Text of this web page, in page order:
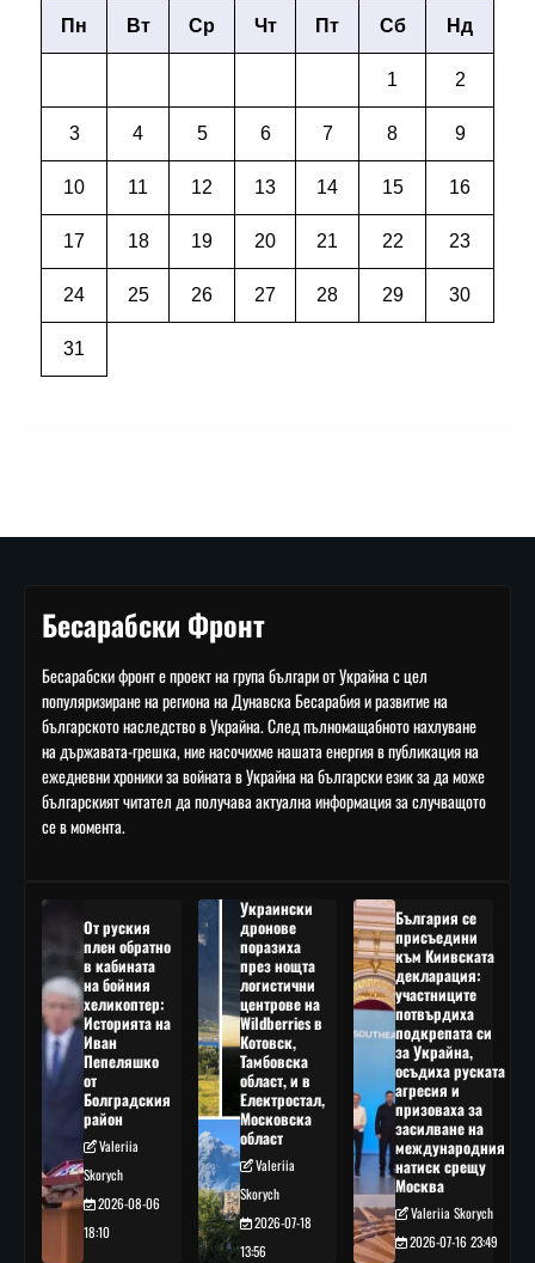
Пн Вт Ср Чт Пт Сб Нд
1 2
3 4 5 6 7 8 9
10 11 12 13 14 15 16
17 18 19 20 21 22 23
24 25 26 27 28 29 30
31
Бесарабски Фронт
Бесарабски фронт е проект на група българи от Украйна с цел
популяризиране на региона на Дунавска Бесарабия и развитие на
българското наследство в Украйна. След пълномащабното нахлуване
на държавата-грешка, ние насочихме нашата енергия в публикация на
ежедневни хроники за войната в Украйна на български език за да може
българският читател да получава актуална информация за случващото
се в момента.
От руския
плен обратно
в кабината
на бойния
хеликоптер:
Историята на
Иван
Пепеляшко
от
Болградския
район
Valeriia
Skorych
2026-08-06
18:10
Украински
дронове
поразиха
през нощта
логистични
центрове на
Wildberries в
Котовск,
Тамбовска
област, и в
Електростал,
Московска
област
Valeriia
Skorych
2026-07-18
13:56
България се
присъедини
към Киивската
декларация:
участниците
потвърдиха
подкрепата си
за Украйна,
осъдиха руската
агресия и
призоваха за
засилване на
международния
натиск срещу
Москва
Valeriia Skorych
2026-07-16 23:49